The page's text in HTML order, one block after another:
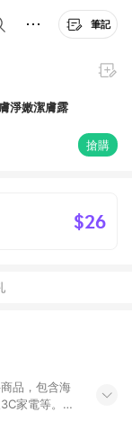
筆記
淨嫩潔膚露
搶購
$26
品，包含海
家電等。全